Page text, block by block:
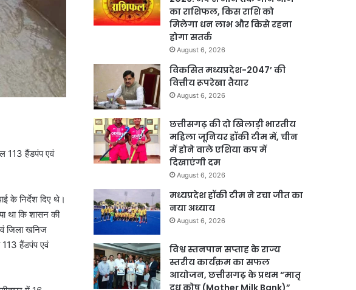
113 हैंडपंप एवं
के निर्देश दिए थे।
था कि शासन की
जिला खनिज
113 हैंडपंप एवं
का राशिफल, किस राशि को
मिलेगा धन लाभ और किसे रहना
होगा सतर्क
August 6, 2026
विकसित मध्यप्रदेश-2047’ की
वित्तीय रूपरेखा तैयार
August 6, 2026
छत्तीसगढ़ की दो खिलाड़ी भारतीय
महिला जूनियर हॉकी टीम में, चीन
में होने वाले एशिया कप में
दिखाएंगी दम
August 6, 2026
मध्यप्रदेश हॉकी टीम ने रचा जीत का
नया अध्याय
August 6, 2026
विश्व स्तनपान सप्ताह के राज्य
स्तरीय कार्यक्रम का सफल
आयोजन, छत्तीसगढ़ के प्रथम “मातृ
दूध कोष (Mother Milk Bank)”